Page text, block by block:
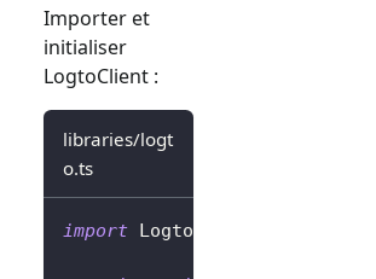
Importer et
initialiser
LogtoClient :
libraries/logt
o.ts
import LogtoClient